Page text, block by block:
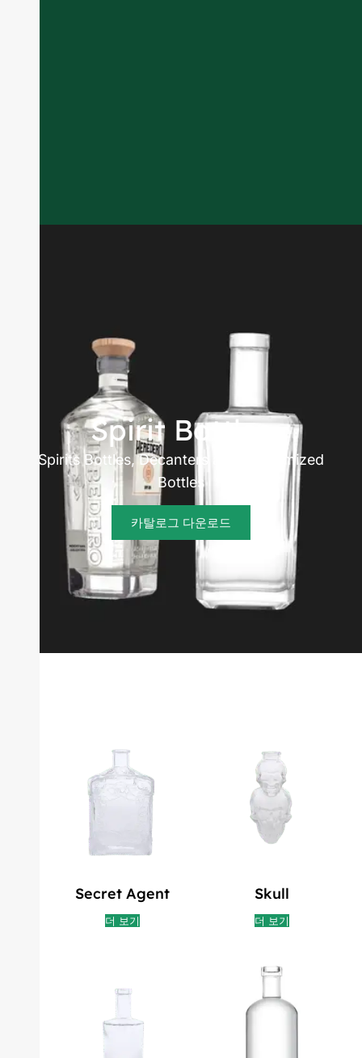
Spirits bottles
manufacturer
Spirit Bottles
Spirits Bottles, Decanters and Customized
Bottles
카탈로그 다운로드
Secret Agent
더 보기
Skull
더 보기